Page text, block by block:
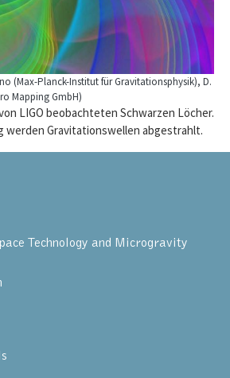
(Max-Planck-Institut für Gravitationsphysik), D.
Mapping GmbH)
LIGO beobachteten Schwarzen Löcher.
werden Gravitationswellen abgestrahlt.
Technology and Microgravity